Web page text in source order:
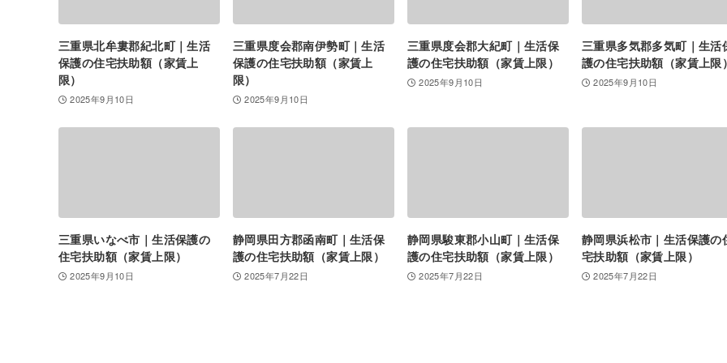
三重県北牟婁郡紀北町｜生活
保護の住宅扶助額（家賃上
限）
2025年9月10日
三重県度会郡南伊勢町｜生活
保護の住宅扶助額（家賃上
限）
2025年9月10日
三重県度会郡大紀町｜生活保
護の住宅扶助額（家賃上限）
2025年9月10日
三重県多気郡多気町｜生活
護の住宅扶助額（家賃上限）
2025年9月10日
三重県いなべ市｜生活保護の
住宅扶助額（家賃上限）
2025年9月10日
静岡県田方郡函南町｜生活保
護の住宅扶助額（家賃上限）
2025年7月22日
静岡県駿東郡小山町｜生活保
護の住宅扶助額（家賃上限）
2025年7月22日
静岡県浜松市｜生活保護の
宅扶助額（家賃上限）
2025年7月22日